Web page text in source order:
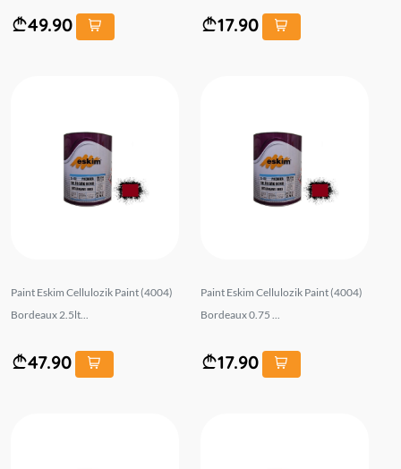
49.90 17.90
Paint Eskim Cellulozik Paint (4004)
Bordeaux 2.5lt...
47.90
Paint Eskim Cellulozik Paint (4004)
Bordeaux 0.75 ...
17.90